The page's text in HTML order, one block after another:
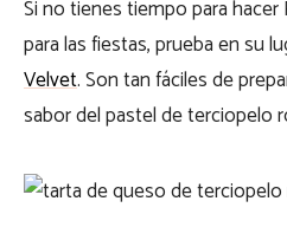
Si no tienes tiempo para
para las fiestas, prueba en su
Velvet. Son tan fáciles de
sabor del pastel de terciopelo